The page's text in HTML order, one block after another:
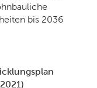
bis 2036
)